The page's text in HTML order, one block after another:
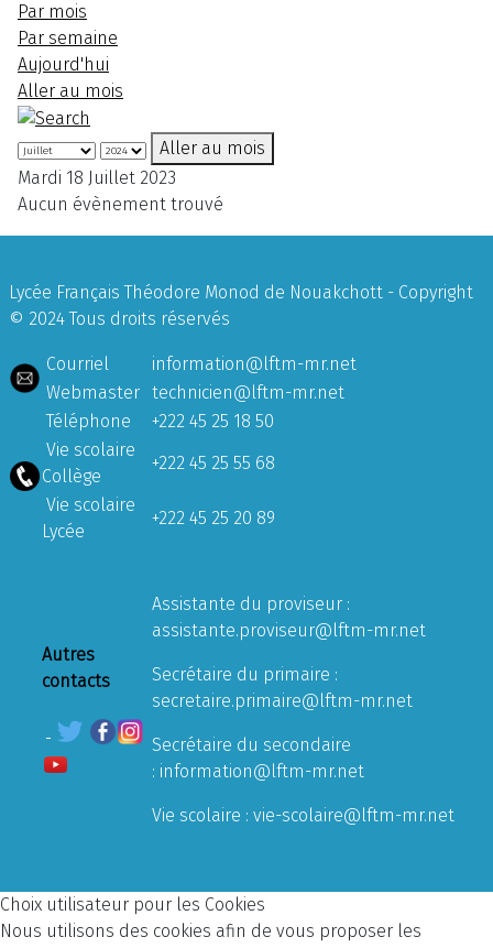
Par mois
Par semaine
Aujourd'hui
Aller au mois
Aller au mois
Mardi 18 Juillet 2023
Aucun évènement trouvé
Lycée Français Théodore Monod de Nouakchott - Copyright
© 2024 Tous droits réservés
Courriel
information@lftm-mr.net
Webmaster technicien@lftm-mr.net
Téléphone
+222 45 25 18 50
Vie scolaire
Collège
+222 45 25 55 68
Vie scolaire
Lycée
+222 45 25 20 89
Autres
contacts
Assistante du proviseur :
assistante.proviseur@lftm-mr.net
Secrétaire du primaire :
secretaire.primaire@lftm-mr.net
Secrétaire du secondaire
: information@lftm-mr.net
Vie scolaire : vie-scolaire@lftm-mr.net
Choix utilisateur pour les Cookies
Nous utilisons des cookies afin de vous proposer les